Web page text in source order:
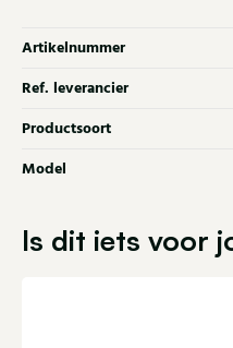
Artikelnummer
Ref. leverancier
Productsoort
Model
Is dit iets voor